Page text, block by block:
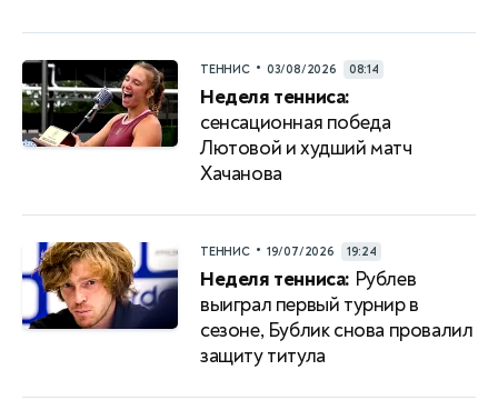
ТЕННИС • 03/08/2026 08:14
Неделя тенниса:
сенсационная победа
Лютовой и худший матч
Хачанова
ТЕННИС • 19/07/2026 19:24
Неделя тенниса: Рублев
выиграл первый турнир в
сезоне, Бублик снова провалил
защиту титула